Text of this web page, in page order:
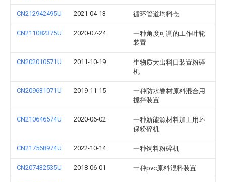
CN212942495U 2021-04-13 循环管道均料仓
CN211082375U 2020-07-24
一种角度可调的工作叶轮
装置
CN202010571U 2011-10-19
生物质大出料口装置粉碎
机
CN209631071U 2019-11-15
一种防水卷材原料混合用
搅拌装置
CN210646574U 2020-06-02
一种新能源材料加工用环
保粉碎机
CN217568974U 2022-10-14 一种饲料粉碎机
CN207432535U 2018-06-01 一种pvc原料混料装置